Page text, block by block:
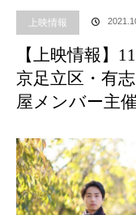
上映情報
【上映情報】
京足立区・有
屋メンバー主催